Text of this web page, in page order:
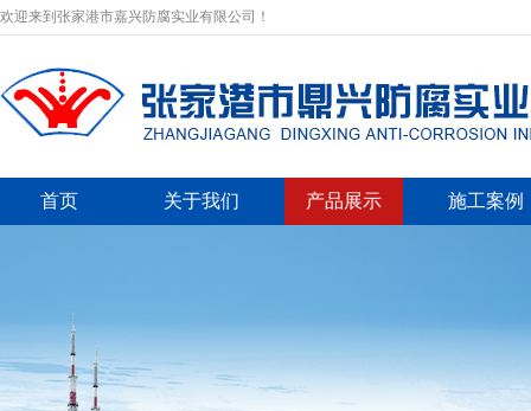
欢迎来到张家港市嘉兴防腐实业有限公司！
首页 关于我们 产品展示 施工案例